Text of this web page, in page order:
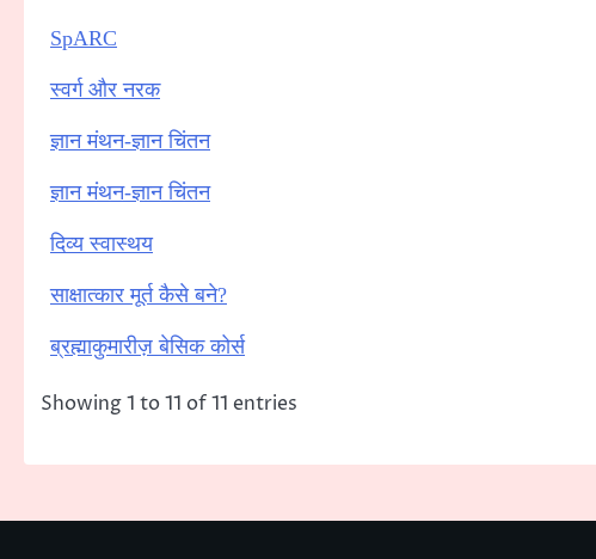
SpARC
स्वर्ग और नरक
ज्ञान मंथन-ज्ञान चिंतन
ज्ञान मंथन-ज्ञान चिंतन
दिव्य स्वास्थय
साक्षात्कार मूर्त कैसे बने?
ब्रह्माकुमारीज़ बेसिक कोर्स
Showing 1 to 11 of 11 entries